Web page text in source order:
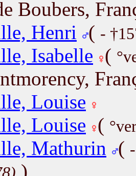
Boubers,
Henri
( -
Isabelle (
Louise
Louise (
Mathurin (
)